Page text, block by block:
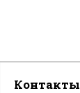
Контакты